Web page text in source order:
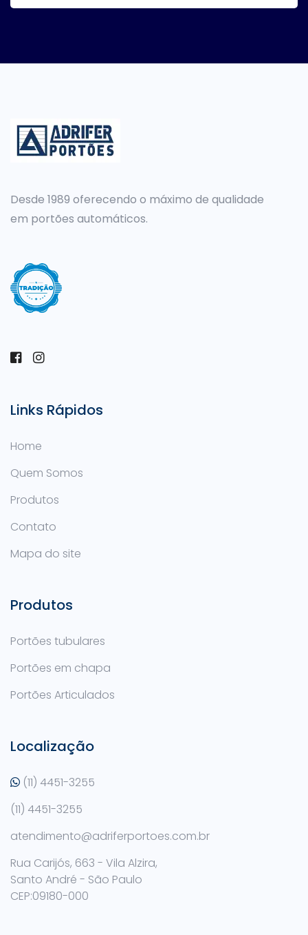
Desde 1989 oferecendo o máximo de qualidade
em portões automáticos.
Links Rápidos
Home
Quem Somos
Produtos
Contato
Mapa do site
Produtos
Portões tubulares
Portões em chapa
Portões Articulados
Localização
(11) 4451-3255
(11) 4451-3255
atendimento@adriferportoes.com.br
Rua Carijós, 663 - Vila Alzira,
Santo André - São Paulo
CEP:09180-000